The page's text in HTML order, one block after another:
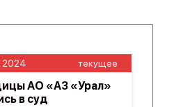
2024 текущее
АО «АЗ «Урал»
в суд